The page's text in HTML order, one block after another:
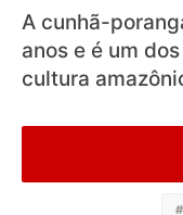
A cunhã-
anos e é um
cultura